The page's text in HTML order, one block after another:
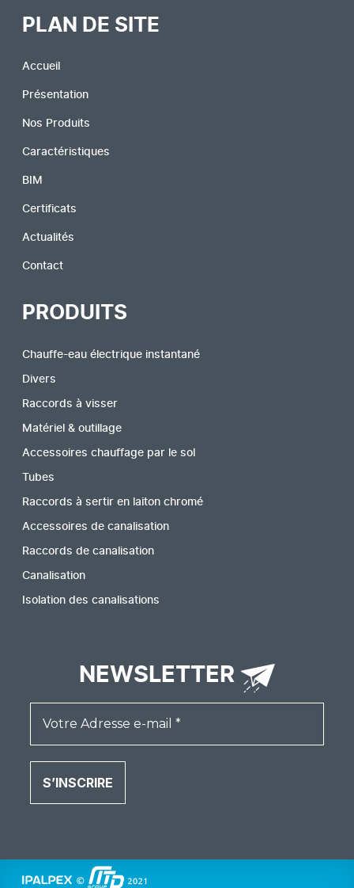
PLAN DE SITE
Accueil
Présentation
Nos Produits
Caractéristiques
BIM
Certificats
Actualités
Contact
PRODUITS
Chauffe-eau électrique instantané
Divers
Raccords à visser
Matériel & outillage
Accessoires chauffage par le sol
Tubes
Raccords à sertir en laiton chromé
Accessoires de canalisation
Raccords de canalisation
Canalisation
Isolation des canalisations
NEWSLETTER